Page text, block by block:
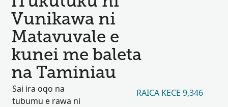
Vunikawa ni
Matavuvale e
kunei me baleta
na Taminiau
Sai ira oqo na
tubumu e rawa ni
RAICA KECE 9,346